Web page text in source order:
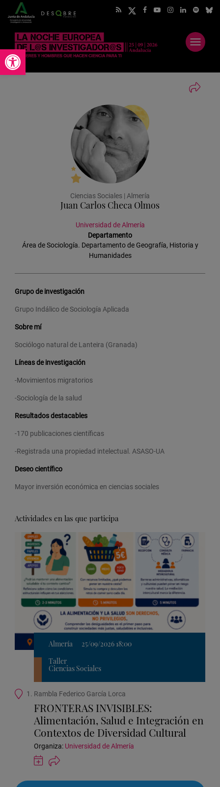
Abrir barra de herramientas
Abrir
menú
Ciencias Sociales | Almería
Juan Carlos Checa Olmos
Universidad de Almería
Departamento
Área de Sociología. Departamento de Geografía, Historia y
Humanidades
Grupo de investigación
Grupo Indálico de Sociología Aplicada
Sobre mí
Sociólogo natural de Lanteira (Granada)
Líneas de investigación
-Movimientos migratorios
-Sociología de la salud
Resultados destacables
-170 publicaciones científicas
-Registrada una propiedad intelectual. ASASO-UA
Deseo científico
Mayor inversión económica en ciencias sociales
Actividades en las que participa
Almería
25/09/2026 18:00
Taller
Ciencias Sociales
Ubicación
actividad
1. Rambla Federico García Lorca
FRONTERAS INVISIBLES:
Alimentación, Salud e Integración en
Contextos de Diversidad Cultural
Organiza: Universidad de Almería
Guardar
actividad